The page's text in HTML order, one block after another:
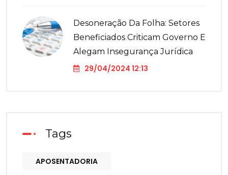
Desoneração Da Folha: Setores
Beneficiados Criticam Governo E
Alegam Insegurança Jurídica
29/04/2024 12:13
Tags
APOSENTADORIA